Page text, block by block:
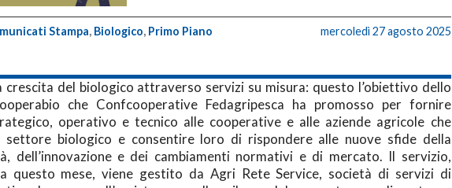
mercoledì 27 agosto 2025
Stampa, Biologico, Primo Piano
crescita del biologico attraverso servizi su misura: questo l’obiettivo dello
che Confcooperative Fedagripesca ha promosso per fornire
operativo e tecnico alle cooperative e alle aziende agricole che
settore biologico e consentire loro di rispondere alle nuove sfide della
dell’innovazione e dei cambiamenti normativi e di mercato. Il servizio,
questo mese, viene gestito da Agri Rete Service, società di servizi di